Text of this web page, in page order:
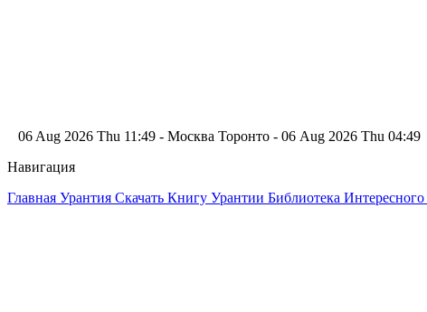
06 Aug 2026 Thu 11:49 - Москва Торонто - 06 Aug 2026 Thu 04:49
Навигация
Главная Урантия Скачать Книгу Урантии Библиотека Интересного